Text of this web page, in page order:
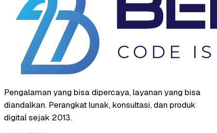
Pengalaman yang bisa dipercaya, layanan yang bisa
diandalkan. Perangkat lunak, konsultasi, dan produk
digital sejak 2013.